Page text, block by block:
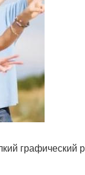
графический